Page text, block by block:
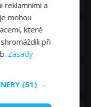
reklamními a
mohou
které
při
Zásady
(51) →